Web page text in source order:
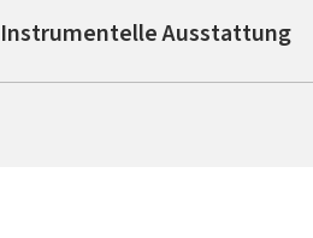
Instrumentelle Ausstattung